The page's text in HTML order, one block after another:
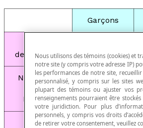
Garçons
des lunettes
Ne portent
pas de
lunettes
9
TOTAL 22
Nous utilisons des témoins (cookies) et
notre site (y compris votre adresse IP)
les performances de notre site,
personnalisé, y compris sur les sites
plupart des témoins ou ajuster vos
renseignements pourraient être
votre juridiction. Pour plus
personnels, y compris vos droits
de retirer votre consentement, veuillez